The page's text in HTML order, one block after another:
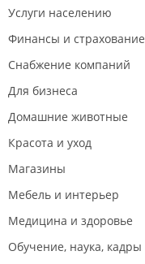
Услуги населению
Финансы и страхование
Снабжение компаний
Для бизнеса
Домашние животные
Красота и уход
Магазины
Мебель и интерьер
Медицина и здоровье
Обучение, наука, кадры